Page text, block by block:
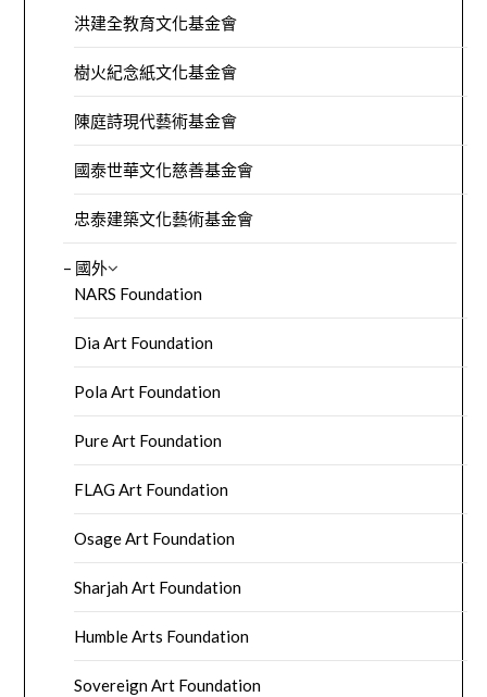
洪建全教育文化基金會
樹火紀念紙文化基金會
陳庭詩現代藝術基金會
國泰世華文化慈善基金會
忠泰建築文化藝術基金會
– 國外
NARS Foundation
Dia Art Foundation
Pola Art Foundation
Pure Art Foundation
FLAG Art Foundation
Osage Art Foundation
Sharjah Art Foundation
Humble Arts Foundation
Sovereign Art Foundation